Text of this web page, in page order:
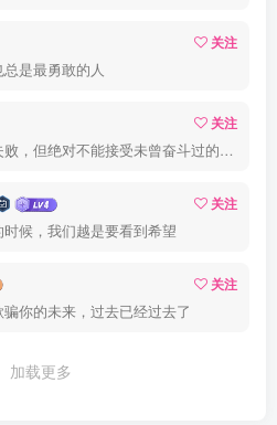
关注
是最勇敢的人
关注
可以接受暂时的失败，但绝对不能接受未曾奋斗过的自己
关注
候，我们越是要看到希望
关注
你的未来，过去已经过去了
加载更多